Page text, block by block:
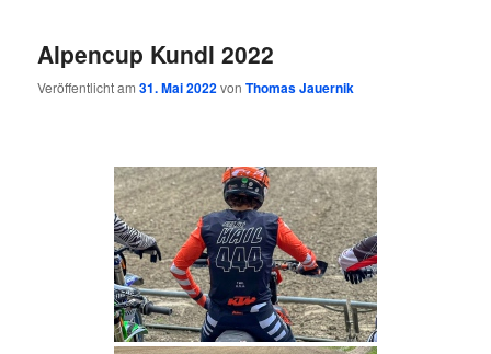
Alpencup Kundl 2022
Veröffentlicht am31. Mai 2022vonThomas Jauernik